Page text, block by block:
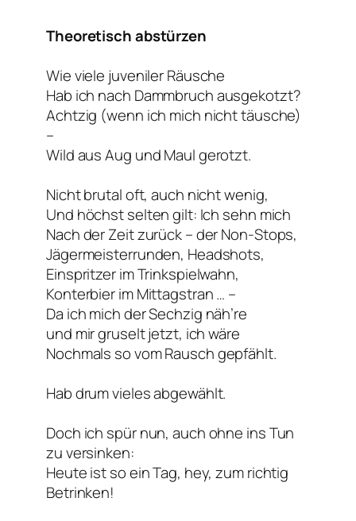
Theoretisch abstürzen
Wie viele juveniler Räusche
Hab ich nach Dammbruch ausgekotzt?
Achtzig (wenn ich mich nicht täusche)
–
Wild aus Aug und Maul gerotzt.
Nicht brutal oft, auch nicht wenig,
Und höchst selten gilt: Ich sehn mich
Nach der Zeit zurück – der Non-Stops,
Jägermeisterrunden, Headshots,
Einspritzer im Trinkspielwahn,
Konterbier im Mittagstran … –
Da ich mich der Sechzig näh’re
und mir gruselt jetzt, ich wäre
Nochmals so vom Rausch gepfählt.
Hab drum vieles abgewählt.
Doch ich spür nun, auch ohne ins Tun
zu versinken:
Heute ist so ein Tag, hey, zum richtig
Betrinken!